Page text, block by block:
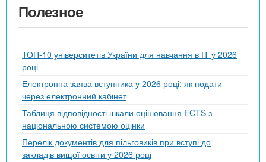
Полезное
ТОП-10 університетів України для навчання в ІТ у 2026
році
Електронна заява вступника у 2026 році: як подати
через електронний кабінет
Таблиця відповідності шкали оцінювання ECTS з
національною системою оцінки
Перелік документів для пільговиків при вступі до
закладів вищої освіти у 2026 році